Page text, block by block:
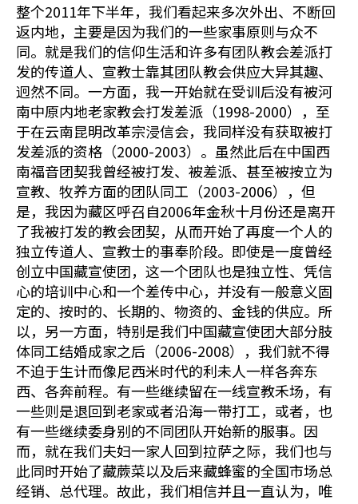
整个2011年下半年，我们看起来多次外出、不断回
返内地，主要是因为我们的一些家事原则与众不
同。就是我们的信仰生活和许多有团队教会差派打
发的传道人、宣教士靠其团队教会供应大异其趣、
迥然不同。一方面，我一开始就在受训后没有被河
南中原内地老家教会打发差派（1998-2000），至
于在云南昆明改革宗浸信会，我同样没有获取被打
发差派的资格（2000-2003）。虽然此后在中国西
南福音团契我曾经被打发、被差派、甚至被按立为
宣教、牧养方面的团队同工（2003-2006），但
是，我因为藏区呼召自2006年金秋十月份还是离开
了我被打发的教会团契，从而开始了再度一个人的
独立传道人、宣教士的事奉阶段。即使是一度曾经
创立中国藏宣使团，这一个团队也是独立性、凭信
心的培训中心和一个差传中心，并没有一般意义固
定的、按时的、长期的、物资的、金钱的供应。所
以，另一方面，特别是我们中国藏宣使团大部分肢
体同工结婚成家之后（2006-2008），我们就不得
不迫于生计而像尼西米时代的利未人一样各奔东
西、各奔前程。有一些继续留在一线宣教禾场，有
一些则是退回到老家或者沿海一带打工，或者，也
有一些继续委身别的不同团队开始新的服事。因
而，就在我们夫妇一家人回到拉萨之际，我们也与
此同时开始了藏蕨菜以及后来藏蜂蜜的全国市场总
经销、总代理。故此，我们相信并且一直认为，唯